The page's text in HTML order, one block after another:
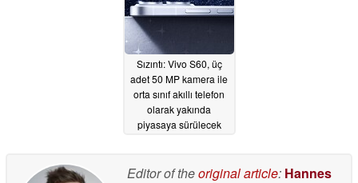
Sızıntı: Vivo S60, üç
adet 50 MP kamera ile
orta sınıf akıllı telefon
olarak yakında
piyasaya sürülecek
Editor of theoriginal article: Hannes